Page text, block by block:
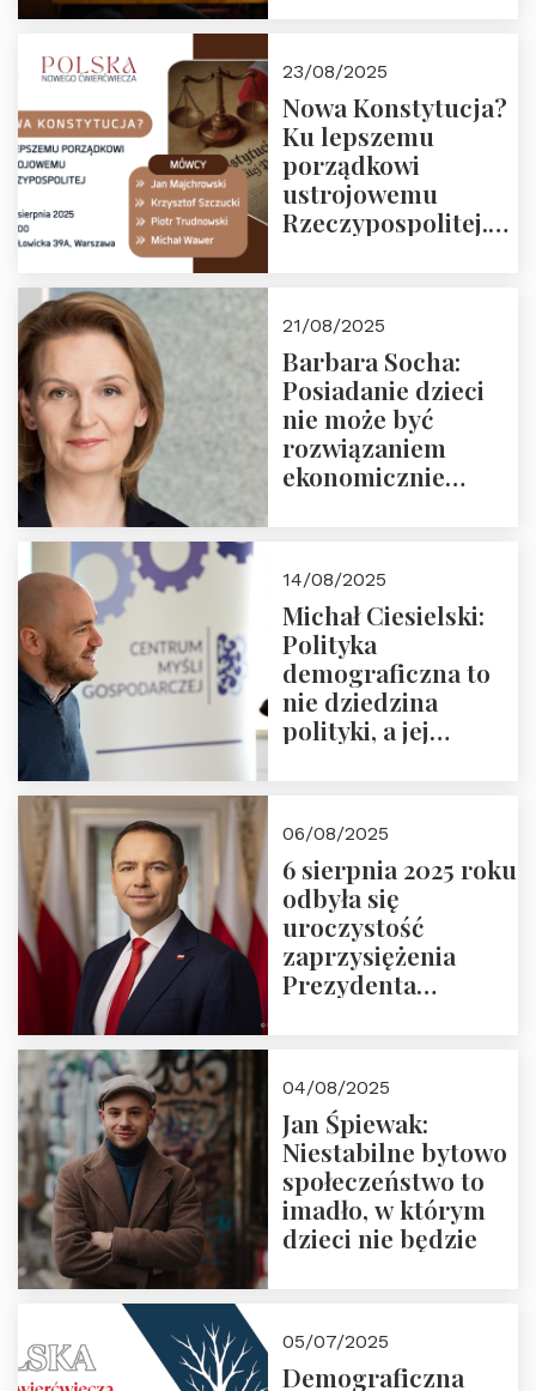
23/08/2025
Nowa Konstytucja?
Ku lepszemu
porządkowi
ustrojowemu
Rzeczypospolitej.
Nowego
Ćwierćwiecza”
21/08/2025
Barbara Socha:
Posiadanie dzieci
nie może być
rozwiązaniem
ekonomicznie
14/08/2025
Michał Ciesielski:
Polityka
demograficzna to
nie dziedzina
polityki, a jej
06/08/2025
6 sierpnia 2025 roku
odbyła się
uroczystość
zaprzysiężenia
Prezydenta
Nawrockiego
04/08/2025
Jan Śpiewak:
Niestabilne bytowo
społeczeństwo to
imadło, w którym
dzieci nie będzie
05/07/2025
Demograficzna